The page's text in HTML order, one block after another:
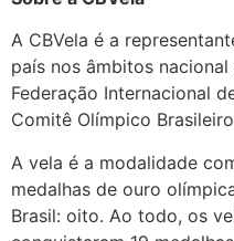
A CBVela é a
país nos âmbitos
Federação Internacional
Comitê Olímpico
A vela é a modalidade
medalhas de ouro
Brasil: oito. Ao todo, os